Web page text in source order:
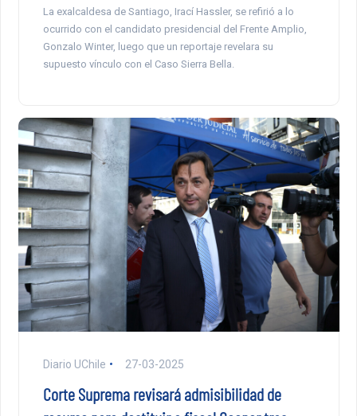
La exalcaldesa de Santiago, Irací Hassler, se refirió a lo
ocurrido con el candidato presidencial del Frente Amplio,
Gonzalo Winter, luego que un reportaje revelara su
supuesto vínculo con el Caso Sierra Bella.
Diario UChile 27-03-2025
Corte Suprema revisará admisibilidad de